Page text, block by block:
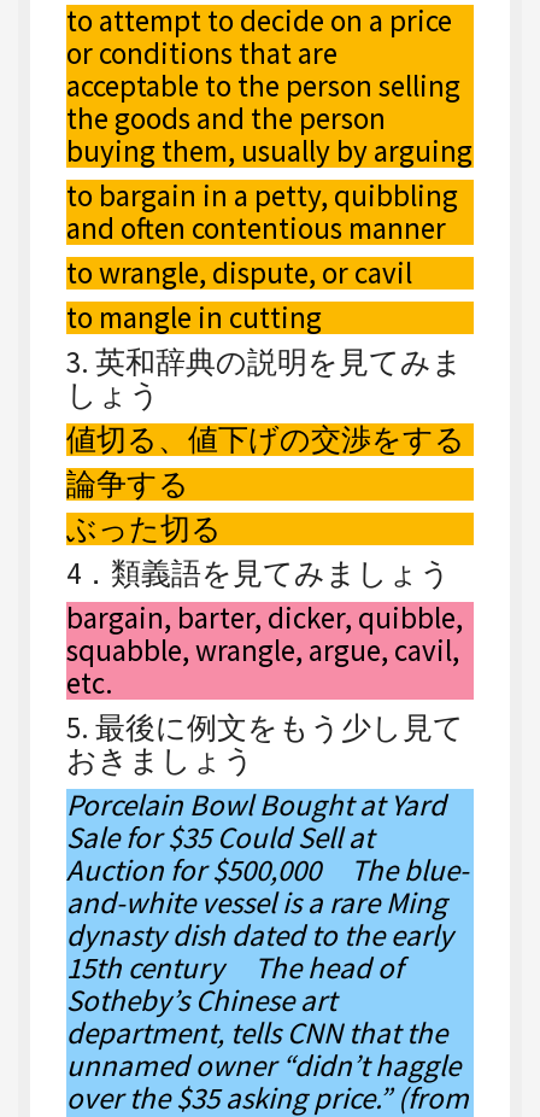
to attempt to decide on a price
or conditions that are
acceptable to the person selling
the goods and the person
buying them, usually by arguing
to bargain in a petty, quibbling
and often contentious manner
to wrangle, dispute, or cavil
to mangle in cutting
3. 英和辞典の説明を見てみま
しょう
値切る、値下げの交渉をする
論争する
ぶった切る
4．類義語を見てみましょう
bargain, barter, dicker, quibble,
squabble, wrangle, argue, cavil,
etc.
5. 最後に例文をもう少し見て
おきましょう
Porcelain Bowl Bought at Yard
Sale for $35 Could Sell at
Auction for $500,000 The blue-
and-white vessel is a rare Ming
dynasty dish dated to the early
15th century The head of
Sotheby’s Chinese art
department, tells CNN that the
unnamed owner “didn’t haggle
over the $35 asking price.” (from